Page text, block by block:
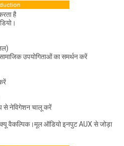
है
उपयोगिताओं का समर्थन करें
से नेविगेशन चालू करें
वैकल्पिक।मूल ऑडियो इनपुट AUX से जोड़ा